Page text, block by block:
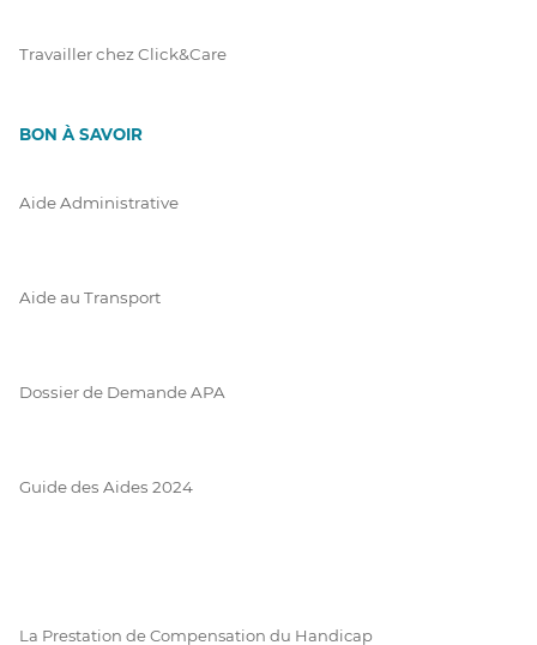
Travailler chez Click&Care
BON À SAVOIR
Aide Administrative
Aide au Transport
Dossier de Demande APA
Guide des Aides 2024
La Prestation de Compensation du Handicap